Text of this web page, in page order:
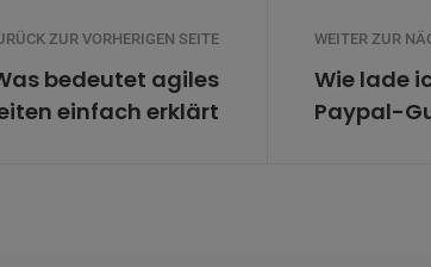
ZUR VORHERIGEN SEITE
bedeutet agiles
einfach erklärt
WEITER ZUR
Wie lade
Paypal-